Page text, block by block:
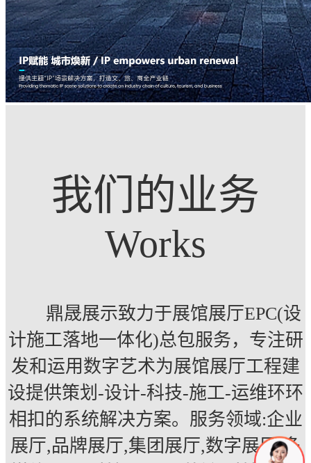
我们的业务
Works
鼎晟展示致力于展馆展厅EPC(设
计施工落地一体化)总包服务，专注研
发和运用数字艺术为展馆展厅工程建
设提供策划-设计-科技-施工-运维环环
相扣的系统解决方案。服务领域:企业
展厅,品牌展厅,集团展厅,数字展厅,多